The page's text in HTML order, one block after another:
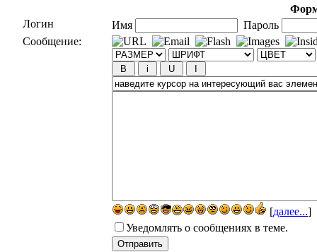
Логин
Имя
Пароль
Сообщение:
[далее...]
Уведомлять о сообщениях в теме.